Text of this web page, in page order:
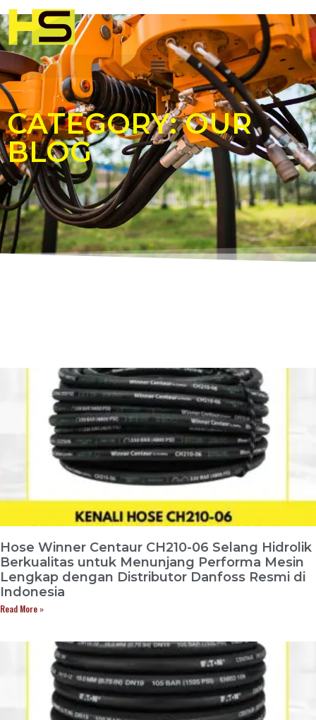
CATEGORY: OUR
BLOG
Hose Winner Centaur CH210-06 Selang Hidrolik
Berkualitas untuk Menunjang Performa Mesin
Lengkap dengan Distributor Danfoss Resmi di
Indonesia
Read More »